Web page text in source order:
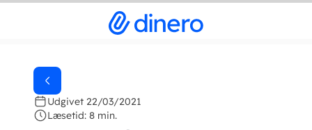
Udgivet 22/03/2021
Læsetid: 8 min.